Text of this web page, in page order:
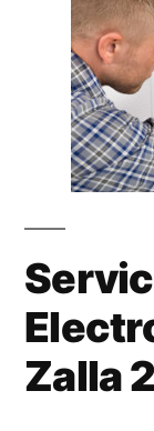
Zalla